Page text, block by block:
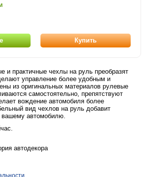
Купить
и практичные чехлы на руль преобразят
управление более удобным и
из оригинальных материалов рулевые
самостоятельно, препятствуют
вождение автомобиля более
вид чехлов на руль добавит
вашему автомобилю.
автодекора